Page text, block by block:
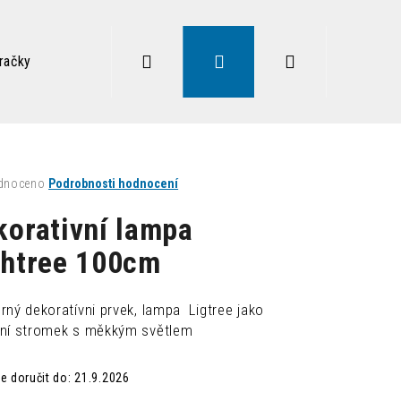
Zdravé sezení Doplňky Lampy
Přihlášení
Podrobnosti hodnocení
lampa
100cm
dekoratívni prvek, lampa Ligtree jako
stromek s měkkým světlem
doručit do: 21.9.2026